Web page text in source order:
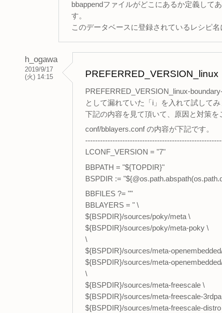
bbappendファイルがどこにあるか定義して
す。
このデータベースに登録されているレシピ
h_ogawa
2019/9/17
(火) 14:15
PREFERRED_VERSION_linux
PREFERRED_VERSION_linux-
として漏れていた「i」を入れて試して
下記の内容を見て頂いて、原因と対策
conf/bblayers.conf の内容が下記です。
LCONF_VERSION = "7"
BBPATH = "${TOPDIR}"
BSPDIR :=
BBFILES ?= ""
BBLAYERS = " \
${BSPDIR}/sources/poky/meta \
${BSPDIR}/sources/poky/meta-poky \
\
${BSPDIR}/sources/meta-
${BSPDIR}/sources/meta-
\
${BSPDIR}/sources/meta-freescale \
${BSPDIR}/sources/meta-freescale-
${BSPDIR}/sources/meta-freescale-